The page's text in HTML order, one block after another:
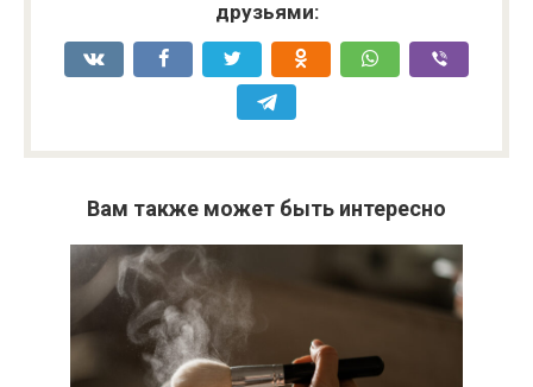
друзьями:
Вам также может быть интересно